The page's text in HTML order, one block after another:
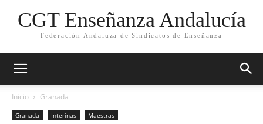
CGT Enseñanza Andalucía
Federación Andaluza de Sindicatos de Enseñanza
Inicio Granada
Granada Interinas Maestras